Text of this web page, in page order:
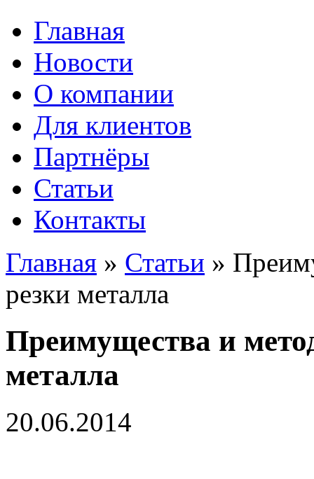
Главная
Новости
О компании
Для клиентов
Партнёры
Статьи
Контакты
Главная » Статьи »
резки металла
Преимущества и
металла
20.06.2014